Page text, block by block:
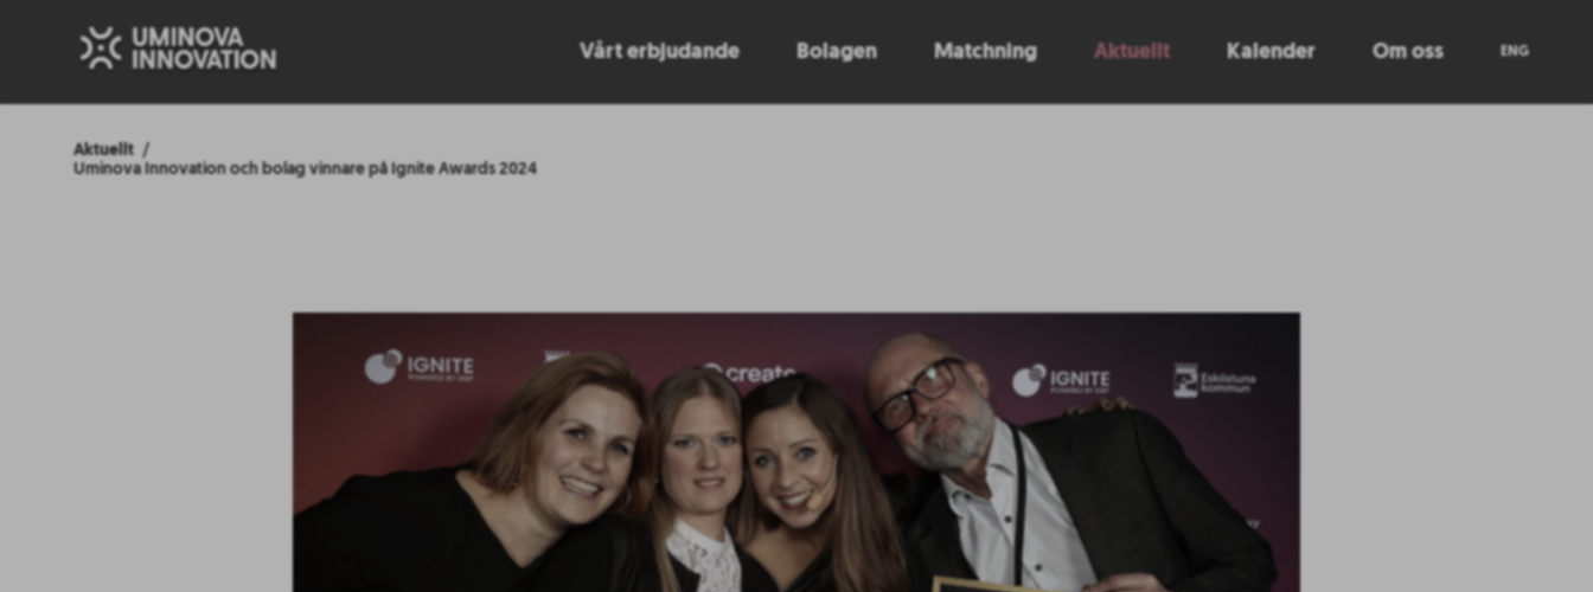
Vårt erbjudande Bolagen Matchning Aktuellt Kalender Om oss ENG
Aktuellt
Uminova Innovation och bolag vinnare på Ignite Awards 2024